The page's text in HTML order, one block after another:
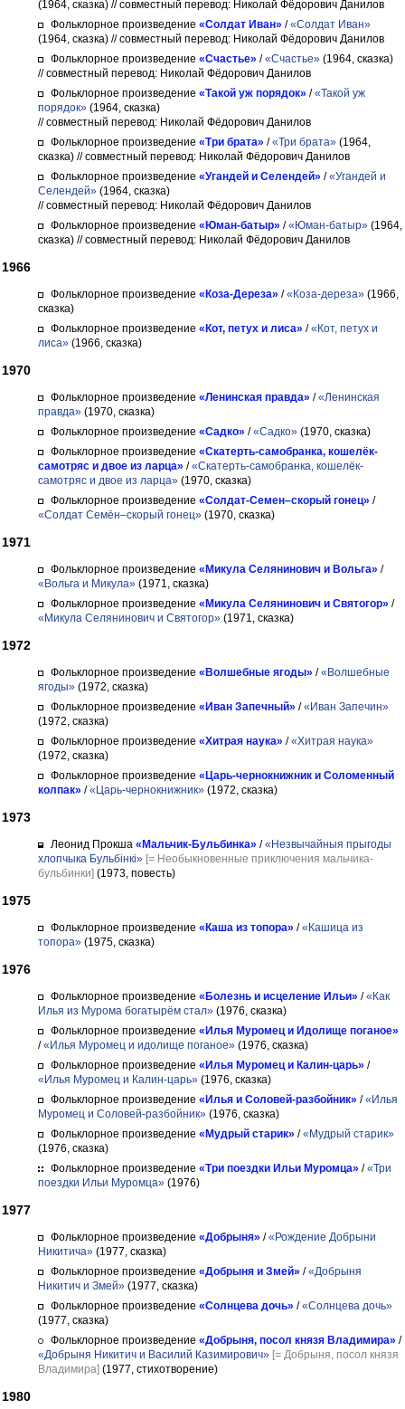
(1964, сказка) // совместный перевод: Николай Фёдорович Данилов
Фольклорное произведение «Солдат Иван» /«Солдат Иван»
(1964, сказка) // совместный перевод: Николай Фёдорович Данилов
Фольклорное произведение «Счастье» /«Счастье» (1964, сказка)
// совместный перевод: Николай Фёдорович Данилов
Фольклорное произведение «Такой уж порядок» /«Такой уж
порядок» (1964, сказка)
// совместный перевод: Николай Фёдорович Данилов
Фольклорное произведение «Три брата» /«Три брата» (1964,
сказка) // совместный перевод: Николай Фёдорович Данилов
Фольклорное произведение «Угандей и Селендей» /«Угандей и
Селендей» (1964, сказка)
// совместный перевод: Николай Фёдорович Данилов
Фольклорное произведение «Юман-батыр» /«Юман-батыр» (1964,
сказка) // совместный перевод: Николай Фёдорович Данилов
1966
Фольклорное произведение «Коза-Дереза» /«Коза-дереза» (1966,
сказка)
Фольклорное произведение «Кот, петух и лиса» /«Кот, петух и
лиса» (1966, сказка)
1970
Фольклорное произведение «Ленинская правда» /«Ленинская
правда» (1970, сказка)
Фольклорное произведение «Садко» /«Садко» (1970, сказка)
Фольклорное произведение «Скатерть-самобранка, кошелёк-
самотряс и двое из ларца» /«Скатерть-самобранка, кошелёк-
самотряс и двое из ларца» (1970, сказка)
Фольклорное произведение «Солдат-Семен–скорый гонец» /
«Солдат Семён–скорый гонец» (1970, сказка)
1971
Фольклорное произведение «Микула Селянинович и Вольга» /
«Вольга и Микула» (1971, сказка)
Фольклорное произведение «Микула Селянинович и Святогор» /
«Микула Селянинович и Святогор» (1971, сказка)
1972
Фольклорное произведение «Волшебные ягоды» /«Волшебные
ягоды» (1972, сказка)
Фольклорное произведение «Иван Запечный» /«Иван Запечин»
(1972, сказка)
Фольклорное произведение «Хитрая наука» /«Хитрая наука»
(1972, сказка)
Фольклорное произведение «Царь-чернокнижник и Соломенный
колпак» /«Царь-чернокнижник» (1972, сказка)
1973
Леонид Прокша «Мальчик-Бульбинка» /«Незвычайныя прыгоды
хлопчыка Бульбінкі» [= Необыкновенные приключения мальчика-
бульбинки] (1973, повесть)
1975
Фольклорное произведение «Каша из топора» /«Кашица из
топора» (1975, сказка)
1976
Фольклорное произведение «Болезнь и исцеление Ильи» /«Как
Илья из Мурома богатырём стал» (1976, сказка)
Фольклорное произведение «Илья Муромец и Идолище поганое»
/«Илья Муромец и идолище поганое» (1976, сказка)
Фольклорное произведение «Илья Муромец и Калин-царь» /
«Илья Муромец и Калин-царь» (1976, сказка)
Фольклорное произведение «Илья и Соловей-разбойник» /«Илья
Муромец и Соловей-разбойник» (1976, сказка)
Фольклорное произведение «Мудрый старик» /«Мудрый старик»
(1976, сказка)
Фольклорное произведение «Три поездки Ильи Муромца» /«Три
поездки Ильи Муромца» (1976)
1977
Фольклорное произведение «Добрыня» /«Рождение Добрыни
Никитича» (1977, сказка)
Фольклорное произведение «Добрыня и Змей» /«Добрыня
Никитич и Змей» (1977, сказка)
Фольклорное произведение «Солнцева дочь» /«Солнцева дочь»
(1977, сказка)
Фольклорное произведение «Добрыня, посол князя Владимира» /
«Добрыня Никитич и Василий Казимирович» [= Добрыня, посол князя
Владимира] (1977, стихотворение)
1980